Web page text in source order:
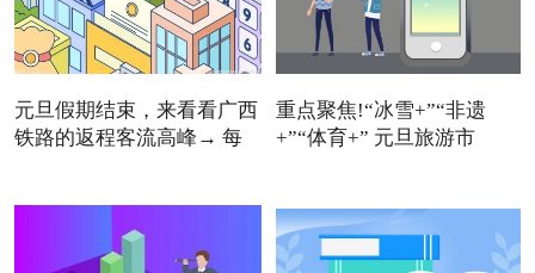
元旦假期结束，来看看广西
铁路的返程客流高峰→ 每
重点聚焦!“冰雪+”“非遗
+”“体育+” 元旦旅游市